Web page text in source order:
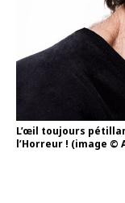
L’œil toujours
l’Horreur ! (image ©